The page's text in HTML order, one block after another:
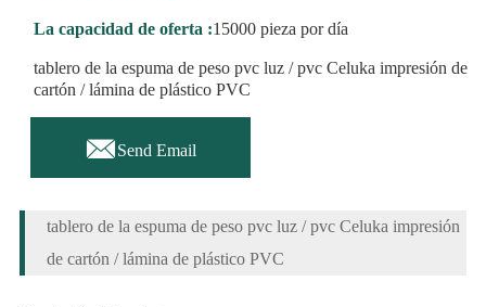
La capacidad de oferta :15000 pieza por día
tablero de la espuma de peso pvc luz / pvc Celuka impresión de
cartón / lámina de plástico PVC
Send Email
tablero de la espuma de peso pvc luz / pvc Celuka impresión
de cartón / lámina de plástico PVC